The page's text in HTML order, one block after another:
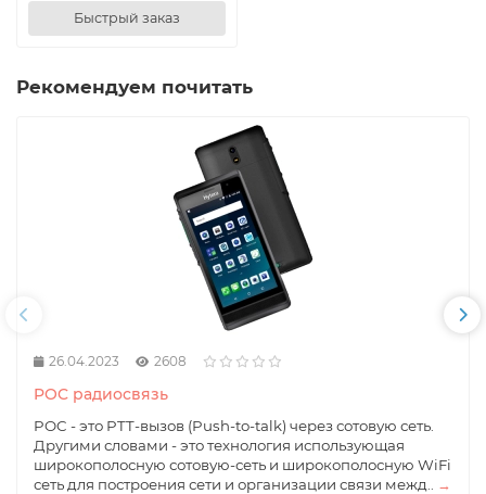
Быстрый заказ
Рекомендуем почитать
26.04.2023 2608
POC радиосвязь
POC - это PTT-вызов (Push-to-talk) через сотовую сеть.
Другими словами - это технология использующая
широкополосную сотовую-сеть и широкополосную WiFi
сеть для построения сети и организации связи межд..
→